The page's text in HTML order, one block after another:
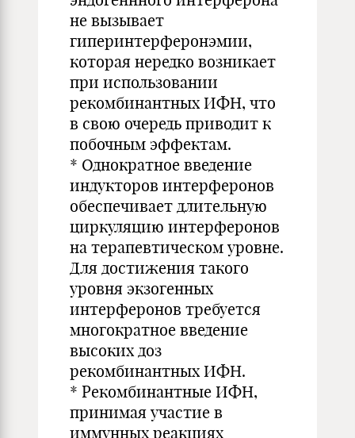
не вызывает
гиперинтерферонэмии,
которая нередко возникает
при использовании
рекомбинантных ИФН, что
в свою очередь приводит к
побочным эффектам.
* Однократное введение
индукторов интерферонов
обеспечивает длительную
циркуляцию интерферонов
на терапевтическом уровне.
Для достижения такого
уровня экзогенных
интерферонов требуется
многократное введение
высоких доз
рекомбинантных ИФН.
* Рекомбинантные ИФН,
принимая участие в
иммунных реакциях